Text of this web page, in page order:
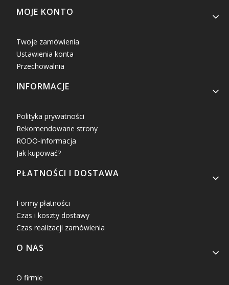
MOJE KONTO
Twoje zamówienia
Ustawienia konta
Przechowalnia
INFORMACJE
Polityka prywatności
Rekomendowane strony
RODO-informacja
Jak kupować?
PŁATNOŚCI I DOSTAWA
Formy płatności
Czas i koszty dostawy
Czas realizacji zamówienia
O NAS
O firmie